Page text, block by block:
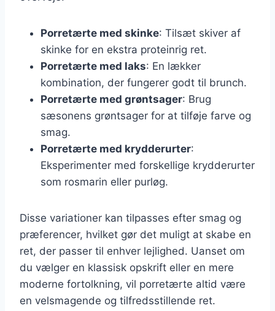
Porretærte med skinke: Tilsæt skiver af
skinke for en ekstra proteinrig ret.
Porretærte med laks: En lækker
kombination, der fungerer godt til brunch.
Porretærte med grøntsager: Brug
sæsonens grøntsager for at tilføje farve og
smag.
Porretærte med krydderurter:
Eksperimenter med forskellige krydderurter
som rosmarin eller purløg.
Disse variationer kan tilpasses efter smag og
præferencer, hvilket gør det muligt at skabe en
ret, der passer til enhver lejlighed. Uanset om
du vælger en klassisk opskrift eller en mere
moderne fortolkning, vil porretærte altid være
en velsmagende og tilfredsstillende ret.